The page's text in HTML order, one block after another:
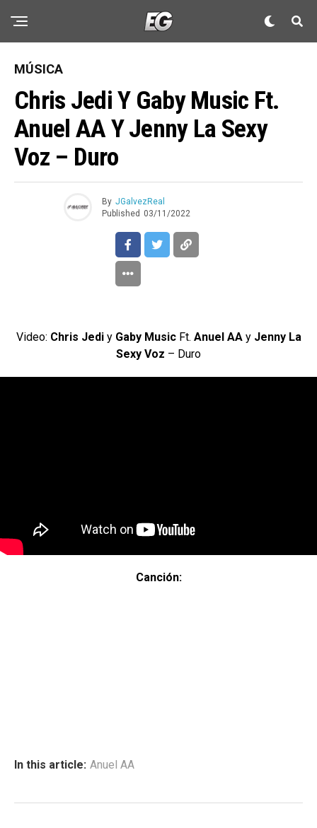
MÚSICA
Chris Jedi Y Gaby Music Ft.
Anuel AA Y Jenny La Sexy
Voz – Duro
By JGalvezReal
Published 03/11/2022
Video: Chris Jedi y Gaby Music Ft. Anuel AAy Jenny La
Sexy Voz – Duro
Canción:
In this article: Anuel AA